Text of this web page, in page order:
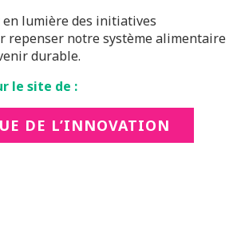
en lumière des initiatives
repenser notre système alimentaire
durable.
le site de :
DE L’INNOVATION